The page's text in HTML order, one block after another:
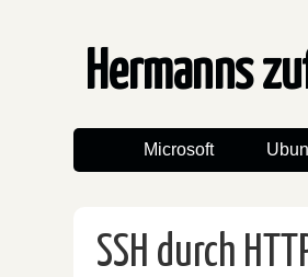
Hermanns
Microsoft
SSH durch